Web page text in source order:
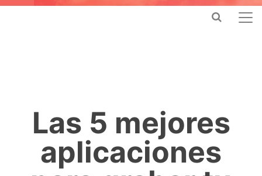
Las 5 mejores
aplicaciones